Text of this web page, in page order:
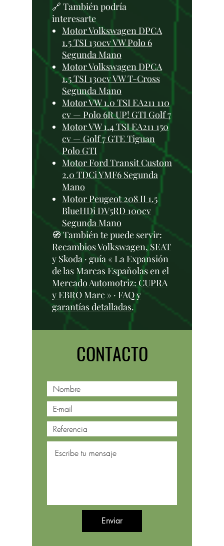
🔗 También podría
interesarte
Motor Volkswagen DPCA
1.5 TSI 130cv VW Polo 6
Segunda Mano
Motor Volkswagen DPCA
1.5 TSI 130cv VW T-Cross
Segunda Mano
Motor VW 1.0 TSI EA211 110
cv — Polo 6R UP! GTI Golf 7
Motor VW 1.4 TSI EA211 150
cv — Golf 7 GTE Tiguan
Polo GTI
Motor Ford Transit Custom
2.0 TDCi YMF6 Segunda
Mano
Motor Peugeot 208 II 1.5
BlueHDi DV5RD 100cv
Segunda Mano
🧭 También te puede servir:
Recambios Volkswagen, SEAT
y Skoda · guía « La Expansión
de las Marcas Españolas en el
Mercado Automotriz: CUPRA
y EBRO Marc » · FAQ y
garantías detalladas.
CONTACTO
Enviar